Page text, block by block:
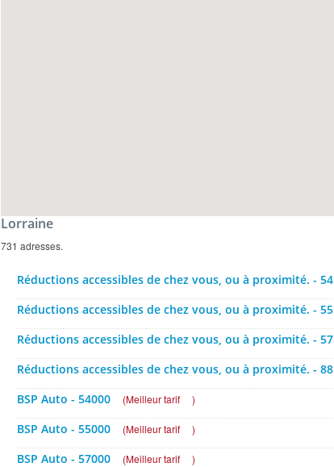
Lorraine
731 adresses.
Réductions accessibles de chez vous, ou à proximité. - 54
Réductions accessibles de chez vous, ou à proximité. - 55
Réductions accessibles de chez vous, ou à proximité. - 57
Réductions accessibles de chez vous, ou à proximité. - 88
BSP Auto - 54000 (Meilleur tarif )
BSP Auto - 55000 (Meilleur tarif )
BSP Auto - 57000 (Meilleur tarif )